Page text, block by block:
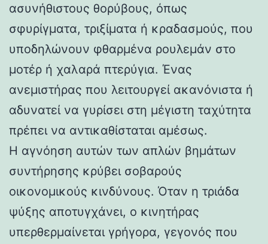
ασυνήθιστους θορύβους, όπως
σφυρίγματα, τριξίματα ή κραδασμούς, που
υποδηλώνουν φθαρμένα ρουλεμάν στο
μοτέρ ή χαλαρά πτερύγια. Ένας
ανεμιστήρας που λειτουργεί ακανόνιστα ή
αδυνατεί να γυρίσει στη μέγιστη ταχύτητα
πρέπει να αντικαθίσταται αμέσως.
Η αγνόηση αυτών των απλών βημάτων
συντήρησης κρύβει σοβαρούς
οικονομικούς κινδύνους. Όταν η τριάδα
ψύξης αποτυγχάνει, ο κινητήρας
υπερθερμαίνεται γρήγορα, γεγονός που